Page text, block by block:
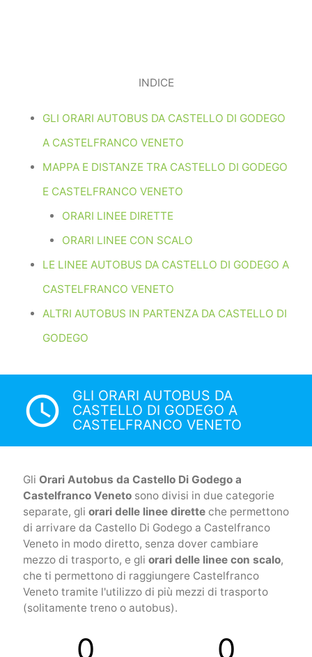
INDICE
GLI ORARI AUTOBUS DA CASTELLO DI GODEGO
A CASTELFRANCO VENETO
MAPPA E DISTANZE TRA CASTELLO DI GODEGO
E CASTELFRANCO VENETO
ORARI LINEE DIRETTE
ORARI LINEE CON SCALO
LE LINEE AUTOBUS DA CASTELLO DI GODEGO A
CASTELFRANCO VENETO
ALTRI AUTOBUS IN PARTENZA DA CASTELLO DI
GODEGO
access_time
GLI ORARI AUTOBUS DA
CASTELLO DI GODEGO A
CASTELFRANCO VENETO
Gli Orari Autobus da Castello Di Godego a
Castelfranco Venetosono divisi in due categorie
separate, gli orari delle linee diretteche permettono
di arrivare da Castello Di Godego a Castelfranco
Veneto in modo diretto, senza dover cambiare
mezzo di trasporto, e gli orari delle linee con scalo,
che ti permettono di raggiungere Castelfranco
Veneto tramite l'utilizzo di più mezzi di trasporto
(solitamente treno o autobus).
0 0